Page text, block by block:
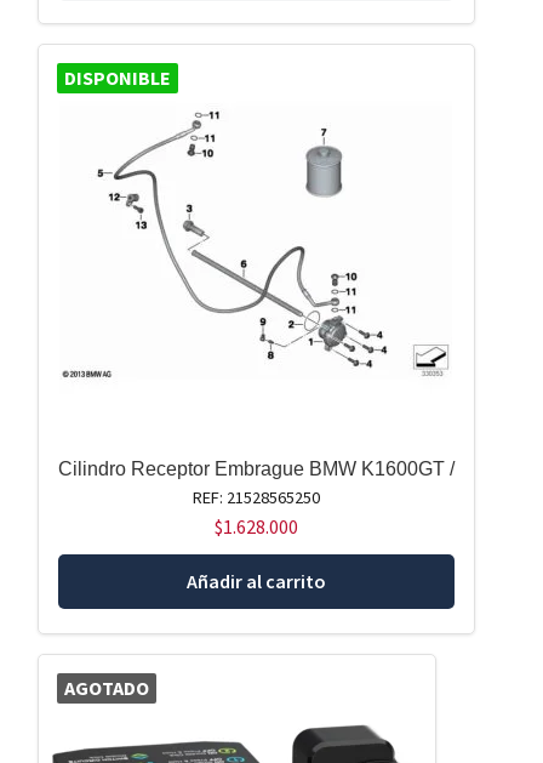
DISPONIBLE
Cilindro Receptor Embrague BMW K1600GT /
REF: 21528565250
$1.628.000
Añadir al carrito
AGOTADO